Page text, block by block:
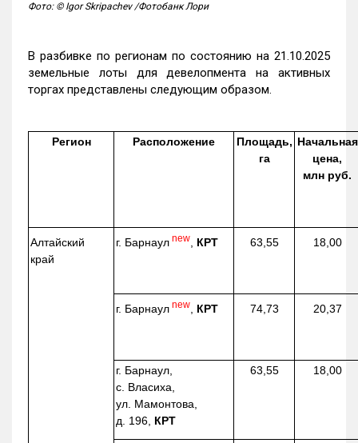
Фото: © Igor Skripachev /Фотобанк Лори
В разбивке по регионам по состоянию на 21.10.2025
земельные лоты для девелопмента на активных
торгах представлены следующим образом.
Регион Расположение
Площадь,
га
Начальная
цена,
млн руб.
Алтайский
край
г. Барнаул new КРТ 63,55 18,00
г. Барнаул new КРТ 74,73 20,37
г. Барнаул,
с. Власиха,
ул. Мамонтова,
д. 196, КРТ
63,55 18,00